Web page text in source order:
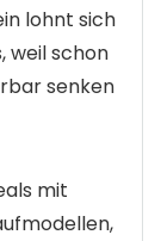
lohnt sich
weil schon
senken
mit